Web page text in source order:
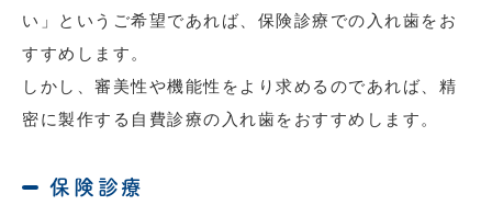
い」というご希望であれば、保険診療での入れ歯をお
すすめします。
しかし、審美性や機能性をより求めるのであれば、精
密に製作する自費診療の入れ歯をおすすめします。
保険診療